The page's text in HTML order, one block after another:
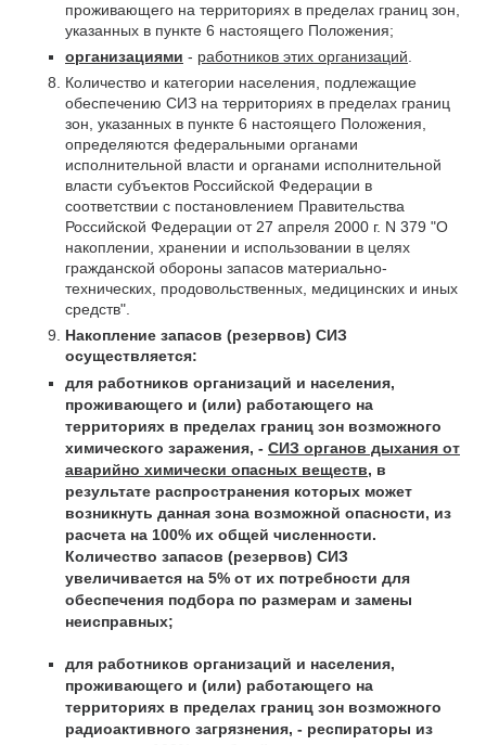
проживающего на территориях в пределах границ зон,
указанных в пункте 6 настоящего Положения;
организациями - работников этих организаций.
Количество и категории населения, подлежащие
обеспечению СИЗ на территориях в пределах границ
зон, указанных в пункте 6 настоящего Положения,
определяются федеральными органами
исполнительной власти и органами исполнительной
власти субъектов Российской Федерации в
соответствии с постановлением Правительства
Российской Федерации от 27 апреля 2000 г. N 379 "О
накоплении, хранении и использовании в целях
гражданской обороны запасов материально-
технических, продовольственных, медицинских и иных
средств".
Накопление запасов (резервов) СИЗ
осуществляется:
для работников организаций и населения,
проживающего и (или) работающего на
территориях в пределах границ зон возможного
химического заражения, - СИЗ органов дыхания от
аварийно химически опасных веществ, в
результате распространения которых может
возникнуть данная зона возможной опасности, из
расчета на 100% их общей численности.
Количество запасов (резервов) СИЗ
увеличивается на 5% от их потребности для
обеспечения подбора по размерам и замены
неисправных;
для работников организаций и населения,
проживающего и (или) работающего на
территориях в пределах границ зон возможного
радиоактивного загрязнения, - респираторы из